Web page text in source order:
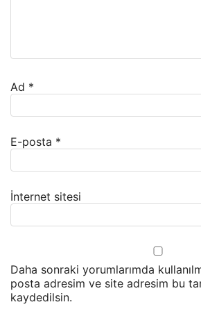
Ad *
E-posta *
İnternet sitesi
Daha sonraki yorumlarımda
posta adresim ve site adresim bu
kaydedilsin.